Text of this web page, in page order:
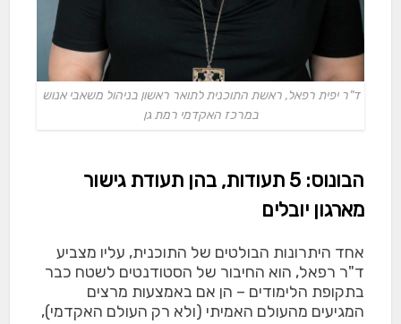
ד"ר יפית רפאל, ראשת התוכנית לתואר ראשון בניהול משאבי אנוש
במרכז האקדמי רמת גן
הבונוס: 5 תעודות, בהן תעודת גישור
מארגון יובלים
אחד היתרונות הבולטים של התוכנית, עליו מצביע
ד"ר רפאל, הוא החיבור של הסטודנטים לשטח כבר
בתקופת הלימודים – הן אם באמצעות מרצים
המגיעים מהעולם האמיתי (ולא רק העולם האקדמי),